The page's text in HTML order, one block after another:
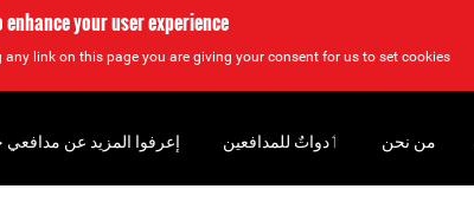
your user experience
any link on this page you are giving your consent for us to set cookies.
إعرفوا المزيد عن مدافعي ‏ٲدواتٌ للمدافعين من نحن